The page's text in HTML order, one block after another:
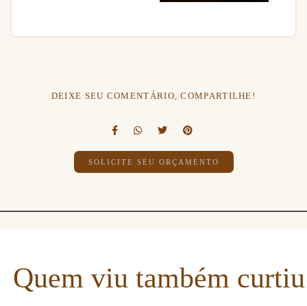
DEIXE SEU COMENTÁRIO, COMPARTILHE!
SOLICITE SEU ORÇAMENTO
Quem viu também curtiu